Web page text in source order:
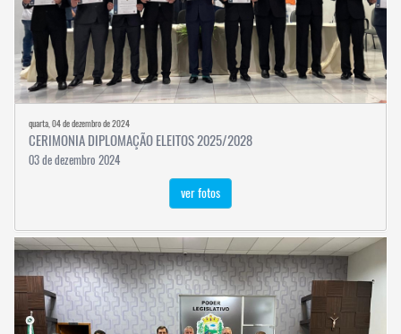
quarta, 04 de dezembro de 2024
CERIMONIA DIPLOMAÇÃO ELEITOS 2025/2028
03 de dezembro 2024
ver fotos